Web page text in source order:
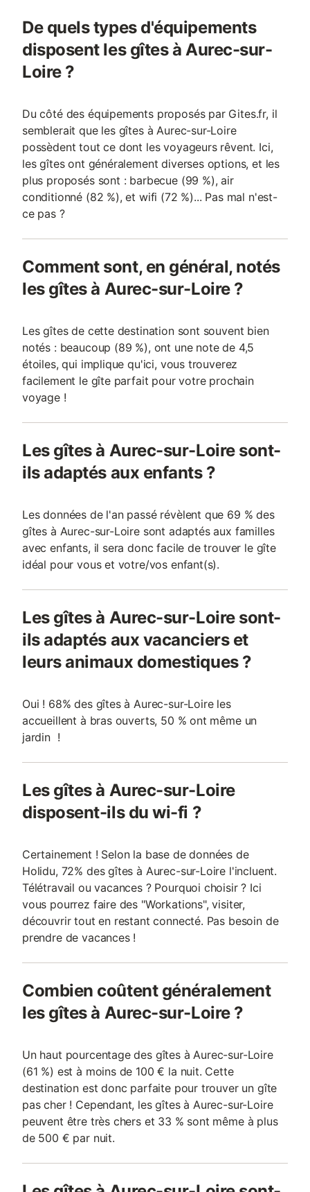
De quels types d'équipements
disposent les gîtes à Aurec-sur-
Loire ?
Du côté des équipements proposés par Gites.fr, il
semblerait que les gîtes à Aurec-sur-Loire
possèdent tout ce dont les voyageurs rêvent. Ici,
les gîtes ont généralement diverses options, et les
plus proposés sont : barbecue (99 %), air
conditionné (82 %), et wifi (72 %)... Pas mal n'est-
ce pas ?
Comment sont, en général, notés
les gîtes à Aurec-sur-Loire ?
Les gîtes de cette destination sont souvent bien
notés : beaucoup (89 %), ont une note de 4,5
étoiles, qui implique qu'ici, vous trouverez
facilement le gîte parfait pour votre prochain
voyage !
Les gîtes à Aurec-sur-Loire sont-
ils adaptés aux enfants ?
Les données de l'an passé révèlent que 69 % des
gîtes à Aurec-sur-Loire sont adaptés aux familles
avec enfants, il sera donc facile de trouver le gîte
idéal pour vous et votre/vos enfant(s).
Les gîtes à Aurec-sur-Loire sont-
ils adaptés aux vacanciers et
leurs animaux domestiques ?
Oui ! 68% des gîtes à Aurec-sur-Loire les
accueillent à bras ouverts, 50 % ont même un
jardin !
Les gîtes à Aurec-sur-Loire
disposent-ils du wi-fi ?
Certainement ! Selon la base de données de
Holidu, 72% des gîtes à Aurec-sur-Loire l'incluent.
Télétravail ou vacances ? Pourquoi choisir ? Ici
vous pourrez faire des "Workations", visiter,
découvrir tout en restant connecté. Pas besoin de
prendre de vacances !
Combien coûtent généralement
les gîtes à Aurec-sur-Loire ?
Un haut pourcentage des gîtes à Aurec-sur-Loire
(61 %) est à moins de 100 € la nuit. Cette
destination est donc parfaite pour trouver un gîte
pas cher ! Cependant, les gîtes à Aurec-sur-Loire
peuvent être très chers et 33 % sont même à plus
de 500 € par nuit.